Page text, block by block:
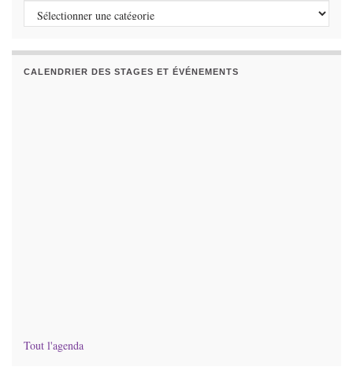
Catégories
CALENDRIER DES STAGES ET ÉVÉNEMENTS
Tout l'agenda